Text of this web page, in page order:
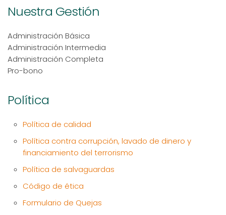
Nuestra Gestión
Administración Básica
Administración Intermedia
Administración Completa
Pro-bono
Política
Política de calidad
Política contra corrupción, lavado de dinero y
financiamiento del terrorismo
Política de salvaguardas
Código de ética
Formulario de Quejas